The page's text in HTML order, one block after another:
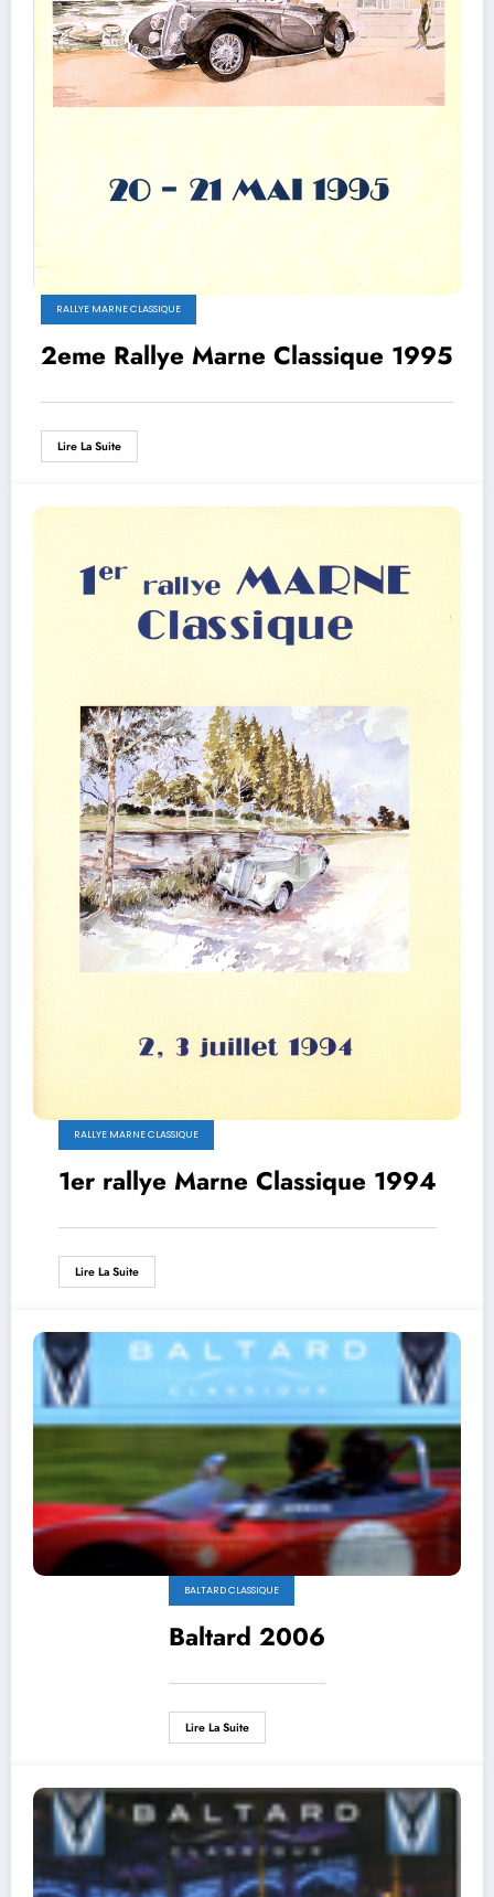
RALLYE MARNE CLASSIQUE
2eme Rallye Marne Classique 1995
Lire La Suite
RALLYE MARNE CLASSIQUE
1er rallye Marne Classique 1994
Lire La Suite
BALTARD CLASSIQUE
Baltard 2006
Lire La Suite